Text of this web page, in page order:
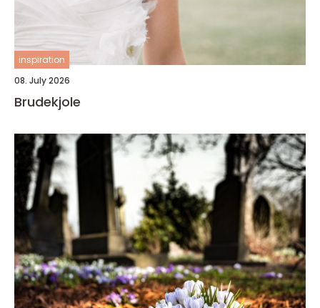
inspiration
08. July 2026
Brudekjole